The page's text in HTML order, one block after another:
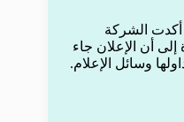
أكدت الشركة
أن الإعلان جاء
وسائل الإعلام.